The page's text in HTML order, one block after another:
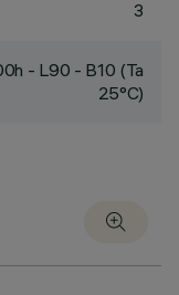
3
- L90 - B10 (Ta
25°C)